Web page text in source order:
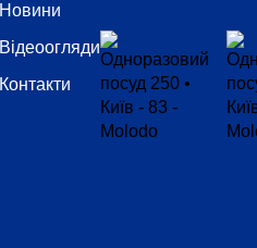
Новини
Відеоогляди
Контакти